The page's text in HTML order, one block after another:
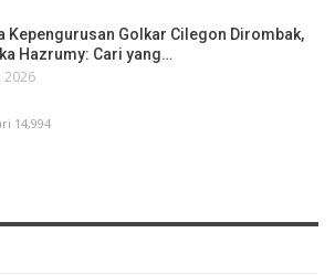
Kepengurusan Golkar Cilegon Dirombak,
Hazrumy: Cari yang…
2026
14,994